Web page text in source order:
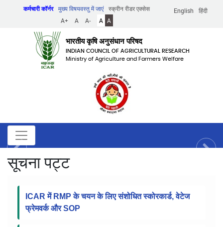
English हिंदी
कर्मचारी कॉर्नर मुख्य विषयवस्तु में जाएं
स्क्रीन रीडर एक्सेस
A+
A A- A A
भारतीय कृषि अनुसंधान परिषद
INDIAN COUNCIL OF AGRICULTURAL RESEARCH
Ministry of Agriculture and Farmers Welfare